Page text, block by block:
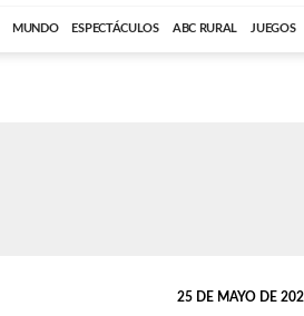
MUNDO ESPECTÁCULOS ABC RURAL JUEGOS
25 DE MAYO DE